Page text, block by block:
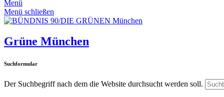
Menü
Menü schließen
Grüne München
Suchformular
Der Suchbegriff nach dem die Website durchsucht werden soll.